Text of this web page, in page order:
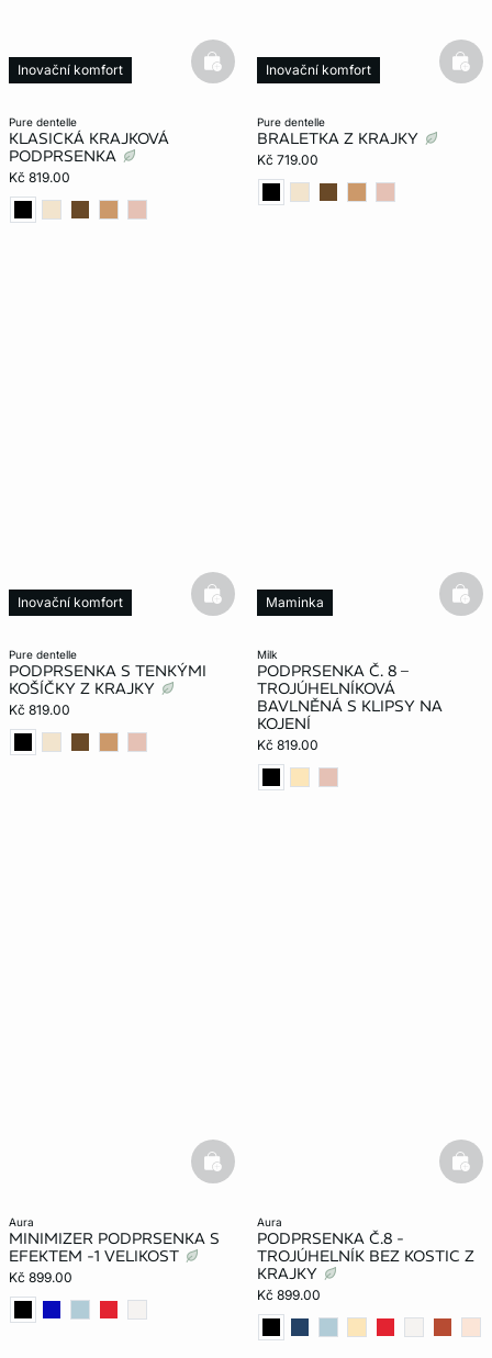
pure dentelle
KLASICKÁ KRAJKOVÁ
PODPRSENKA
Kč 819.00
Inovační komfort
basketfull
pure dentelle
BRALETKA Z KRAJKY
Kč 719.00
Inovační komfort
pure dentelle
PODPRSENKA S TENKÝMI
KOŠÍČKY Z KRAJKY
Kč 819.00
Inovační komfort
basketfull
milk
PODPRSENKA Č. 8 –
TROJÚHELNÍKOVÁ
BAVLNĚNÁ S KLIPSY NA
KOJENÍ
Kč 819.00
Maminka
aura
MINIMIZER PODPRSENKA S
EFEKTEM -1 VELIKOST
Kč 899.00
basketfull
aura
PODPRSENKA Č.8 -
TROJÚHELNÍK BEZ KOSTIC Z
KRAJKY
Kč 899.00